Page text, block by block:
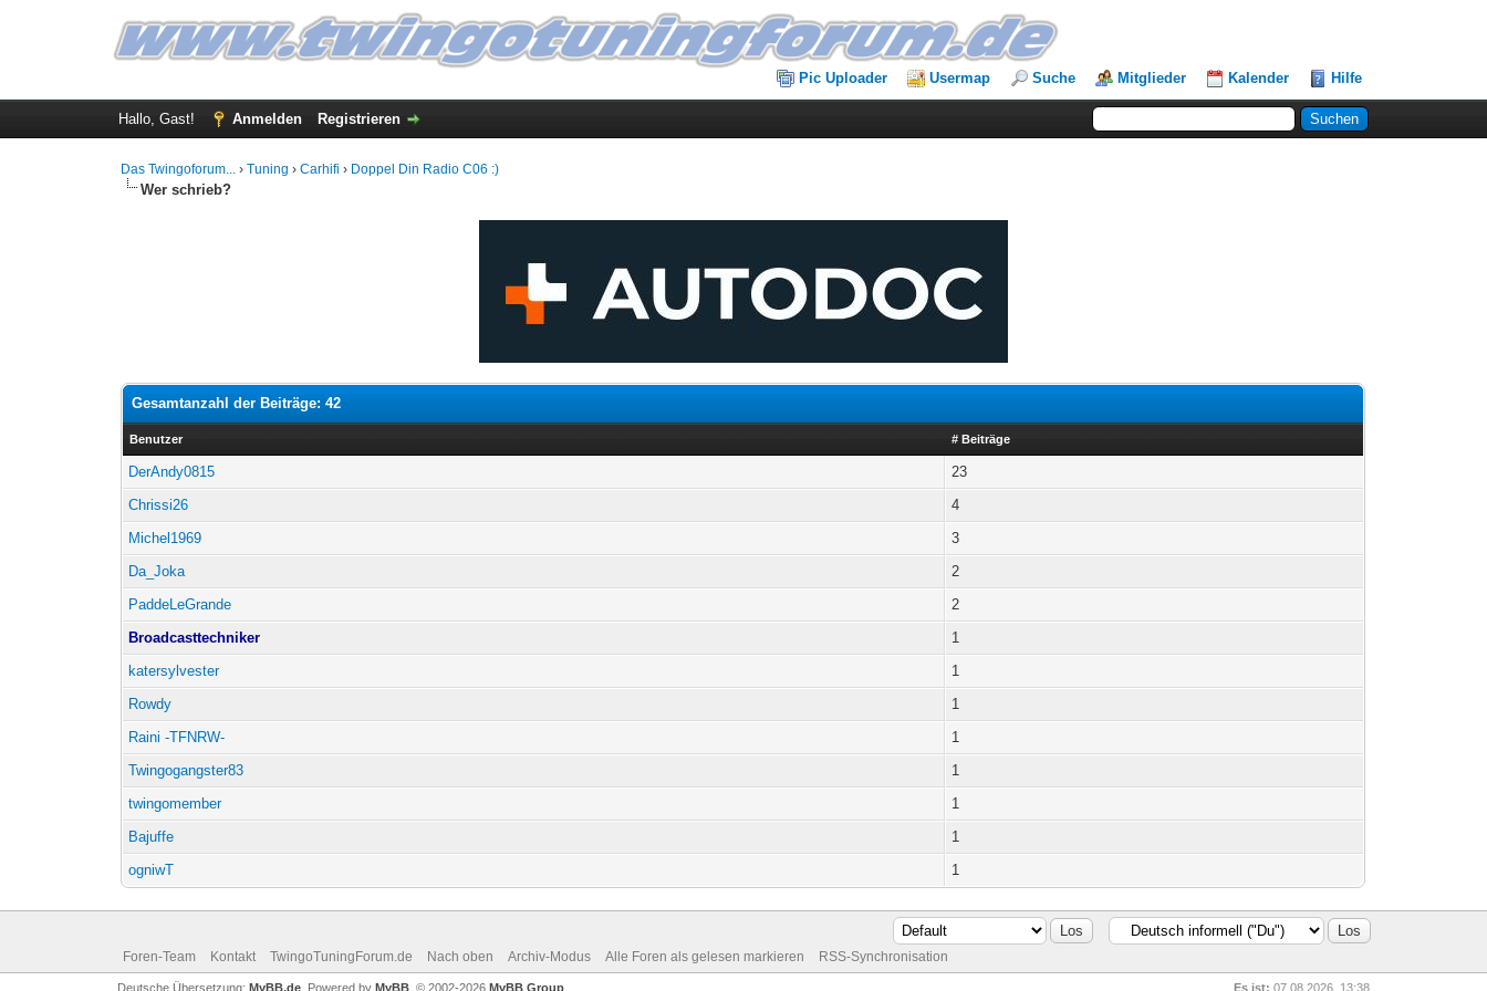
Pic Uploader Usermap Suche Mitglieder Kalender Hilfe
Hallo, Gast! Anmelden Registrieren
Das Twingoforum... ›Tuning ›Carhifi › Doppel Din Radio C06 :)
Wer schrieb?
Gesamtanzahl der Beiträge: 42
Benutzer # Beiträge
DerAndy0815
23
Chrissi26
4
Michel1969
3
Da_Joka
2
PaddeLeGrande
2
Broadcasttechniker
1
katersylvester
1
Rowdy
1
Raini -TFNRW-
1
Twingogangster83
1
twingomember
1
Bajuffe
1
ogniwT
1
Foren-Team Kontakt TwingoTuningForum.de Nach oben Archiv-Modus Alle Foren als gelesen markieren RSS-Synchronisation
Es ist: 07.08.2026, 13:38
Deutsche Übersetzung: MyBB.de, Powered by MyBB, © 2002-2026 MyBB Group.